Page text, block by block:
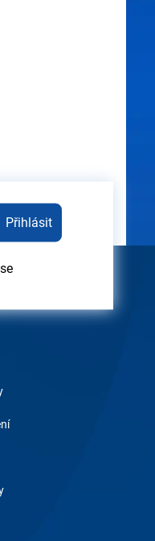
Přihlásit